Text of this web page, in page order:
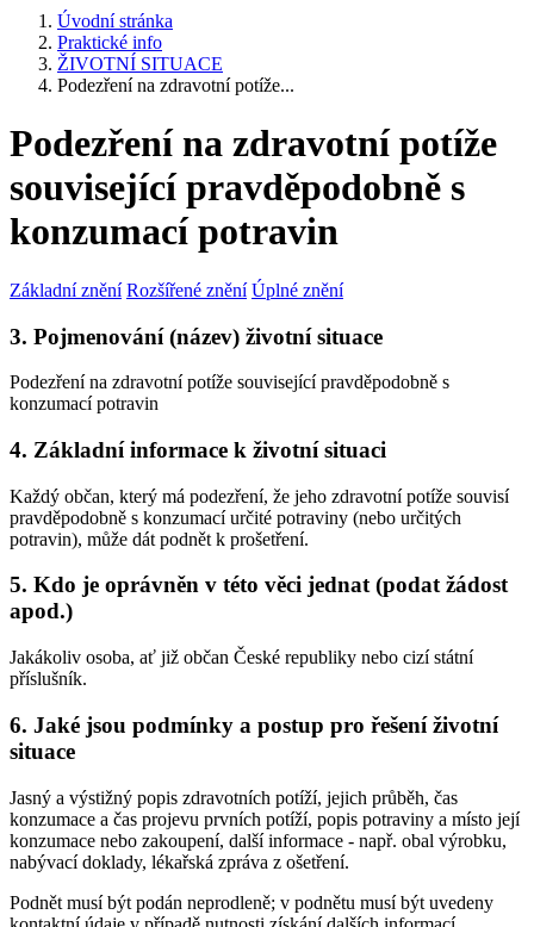
Úvodní stránka
Praktické info
ŽIVOTNÍ SITUACE
Podezření na zdravotní potíže...
Podezření na zdravotní potíže
související pravděpodobně s
konzumací potravin
Základní znění Rozšířené znění Úplné znění
3. Pojmenování (název) životní situace
Podezření na zdravotní potíže související pravděpodobně s
konzumací potravin
4. Základní informace k životní situaci
Každý občan, který má podezření, že jeho zdravotní potíže souvisí
pravděpodobně s konzumací určité potraviny (nebo určitých
potravin), může dát podnět k prošetření.
5. Kdo je oprávněn v této věci jednat (podat žádost
apod.)
Jakákoliv osoba, ať již občan České republiky nebo cizí státní
příslušník.
6. Jaké jsou podmínky a postup pro řešení životní
situace
Jasný a výstižný popis zdravotních potíží, jejich průběh, čas
konzumace a čas projevu prvních potíží, popis potraviny a místo její
konzumace nebo zakoupení, další informace - např. obal výrobku,
nabývací doklady, lékařská zpráva z ošetření.
Podnět musí být podán neprodleně; v podnětu musí být uvedeny